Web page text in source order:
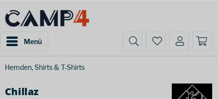
Menü
Hemden, Shirts & T-Shirts
Chillaz